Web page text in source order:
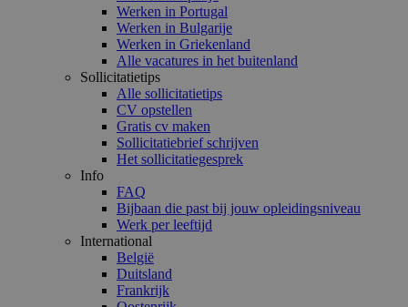
Werken in Portugal
Werken in Bulgarije
Werken in Griekenland
Alle vacatures in het buitenland
Sollicitatietips
Alle sollicitatietips
CV opstellen
Gratis cv maken
Sollicitatiebrief schrijven
Het sollicitatiegesprek
Info
FAQ
Bijbaan die past bij jouw opleidingsniveau
Werk per leeftijd
International
België
Duitsland
Frankrijk